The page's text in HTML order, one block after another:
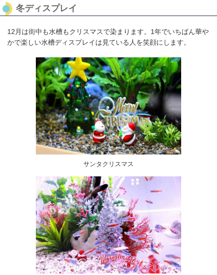
冬ディスプレイ
12月は街中も水槽もクリスマスで染まります。1年でいちばん華や
かで楽しい水槽ディスプレイは見ている人を笑顔にします。
サンタクリスマス